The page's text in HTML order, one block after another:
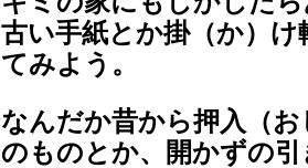
古い手紙とか掛（か）
てみよう。
なんだか昔から押入（
のものとか、開かずの